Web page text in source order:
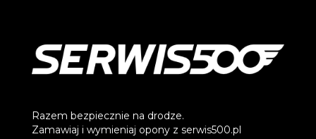
Razem bezpiecznie na drodze.
Zamawiaj i wymieniaj opony z serwis500.pl